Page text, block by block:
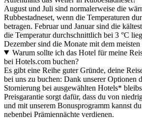
August und Juli sind normalerweise die
Rubbestadneset, wenn die Temperaturen
betragen. Februar und Januar sind die
die Temperatur durchschnittlich bei 3 °C
Dezember sind die Monate mit dem meisten
Warum sollte ich das Hotel für meine
bei Hotels.com buchen?
Es gibt eine Reihe guter Gründe, deine
bei uns zu buchen: Dank unserer Optionen
Stornierung bei ausgewählten Hotels*
Preisgarantie sorgt dafür, dass du von
und mit unserem Bonusprogramm kannst
nebenbei Prämiennächte verdienen.